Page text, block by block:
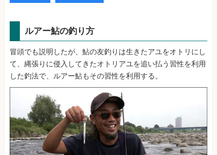
ルアー鮎の釣り方
冒頭でも説明したが、鮎の友釣りは生きたアユをオトリにし
て、縄張りに侵入してきたオトリアユを追い払う習性を利用
した釣法で、ルアー鮎もその習性を利用する。